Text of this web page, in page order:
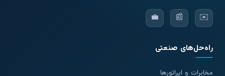
✉️
📰
💼
راه‌حل‌های صنعتی
مخابرات و اپراتورها